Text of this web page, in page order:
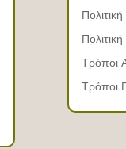
Τρόποι
Τρόποι